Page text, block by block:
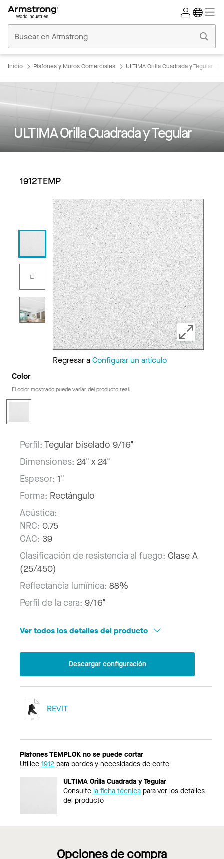
Comerciales
Inicio
Inicio Plafones y Muros Comerciales ULTIMA Orilla Cuadrada y Tegular
ULTIMA Orilla Cuadrada y Tegular
1912TEMP
Regresar aConfigurar un artículo
Color
El color mostrado puede variar del producto real.
Perfil: Tegular biselado 9/16"
Dimensiones: 24" x 24"
Espesor: 1"
Forma: Rectángulo
Acústica:
NRC: 0.75
CAC: 39
Clasificación de resistencia al fuego: Clase A
(25/450)
Reflectancia lumínica: 88%
Perfil de la cara: 9/16"
Ver todos los detalles del producto
Descargar configuración
REVIT
Plafones TEMPLOK no se puede cortar
Utilice 1912 para bordes y necesidades de corte
ULTIMA Orilla Cuadrada y Tegular
Consulte la ficha técnica para ver los detalles
del producto
Opciones de compra